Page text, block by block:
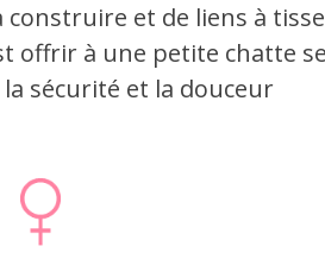
et de liens à
offrir à une petite chatte
sécurité et la douceur